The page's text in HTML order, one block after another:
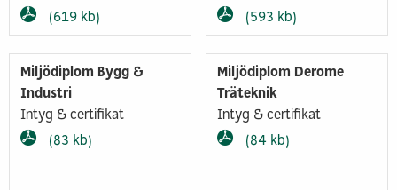
(619 kb)
(593 kb)
Miljödiplom Bygg &
Industri
Intyg & certifikat
(83 kb)
Miljödiplom Derome
Träteknik
Intyg & certifikat
(84 kb)